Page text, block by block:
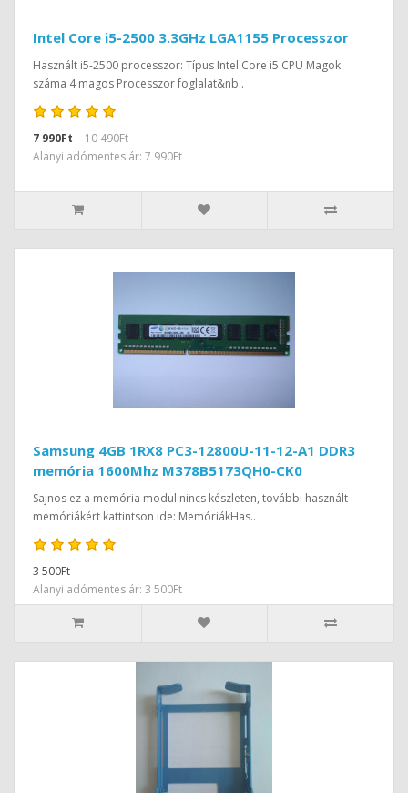
Intel Core i5-2500 3.3GHz LGA1155 Processzor
Használt i5-2500 processzor: Típus Intel Core i5 CPU Magok
száma 4 magos Processzor foglalat&nb..
7 990Ft
10 490Ft
Alanyi adómentes ár: 7 990Ft
Samsung 4GB 1RX8 PC3-12800U-11-12-A1 DDR3
memória 1600Mhz M378B5173QH0-CK0
Sajnos ez a memória modul nincs készleten, további használt
memóriákért kattintson ide: MemóriákHas..
3 500Ft
Alanyi adómentes ár: 3 500Ft